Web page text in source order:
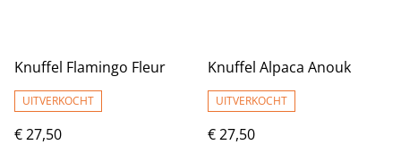
Knuffel Flamingo Fleur
UITVERKOCHT
€ 27,50
Knuffel Alpaca Anouk
UITVERKOCHT
€ 27,50